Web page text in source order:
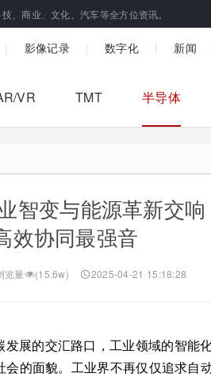
、商业、文化、汽车等全方位资讯。
影像记录 数字化 新闻
VR TMT 半导体
智变与能源革新交响
效协同最强音
览量 (15.6w) 2025-04-21 15:18:28
展的交汇路口，工业领域的智能
的面貌。工业界不再仅仅追求自